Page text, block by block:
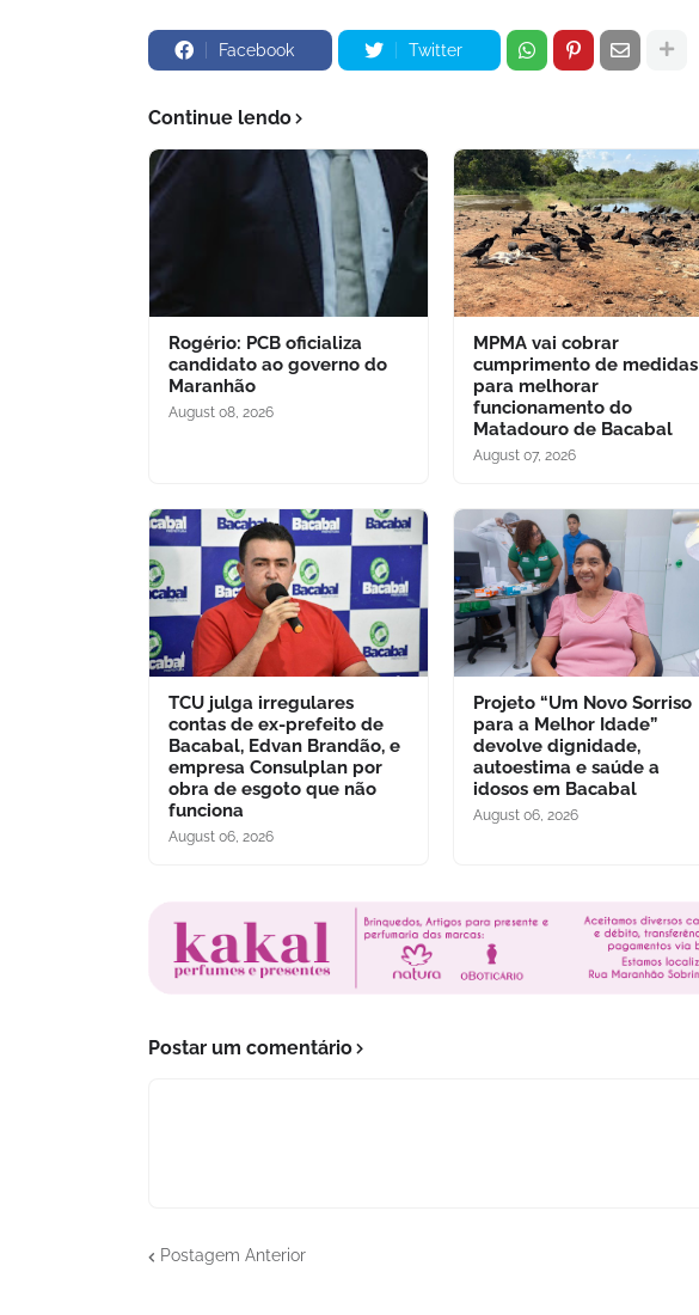
Facebook Twitter
Continue lendo
Rogério: PCB oficializa
candidato ao governo do
Maranhão
August 08, 2026
MPMA vai cobrar
cumprimento de medidas
para melhorar
funcionamento do
Matadouro de Bacabal
August 07, 2026
TCU julga irregulares
contas de ex-prefeito de
Bacabal, Edvan Brandão, e
empresa Consulplan por
obra de esgoto que não
funciona
August 06, 2026
Projeto “Um Novo Sorriso
para a Melhor Idade”
devolve dignidade,
autoestima e saúde a
idosos em Bacabal
August 06, 2026
Postar um comentário
Postagem Anterior